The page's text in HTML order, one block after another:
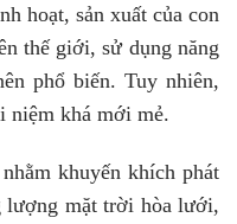
hoạt, sản xuất của con
thế giới, sử dụng năng
phổ biến. Tuy nhiên,
niệm khá mới mẻ.
khuyến khích phát
lượng mặt trời hòa lưới,